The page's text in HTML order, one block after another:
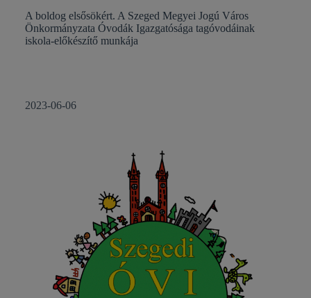
A boldog elsősökért. A Szeged Megyei Jogú Város
Önkormányzata Óvodák Igazgatósága tagóvodáinak
iskola-előkészítő munkája
2023-06-06